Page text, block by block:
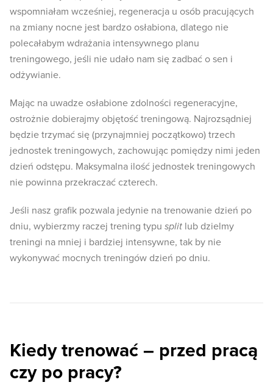
wspomniałam wcześniej, regeneracja u osób pracujących
na zmiany nocne jest bardzo osłabiona, dlatego nie
polecałabym wdrażania intensywnego planu
treningowego, jeśli nie udało nam się zadbać o sen i
odżywianie.
Mając na uwadze osłabione zdolności regeneracyjne,
ostrożnie dobierajmy objętość treningową. Najrozsądniej
będzie trzymać się (przynajmniej początkowo) trzech
jednostek treningowych, zachowując pomiędzy nimi jeden
dzień odstępu. Maksymalna ilość jednostek treningowych
nie powinna przekraczać czterech.
Jeśli nasz grafik pozwala jedynie na trenowanie dzień po
dniu, wybierzmy raczej trening typu split lub dzielmy
treningi na mniej i bardziej intensywne, tak by nie
wykonywać mocnych treningów dzień po dniu.
Kiedy trenować – przed pracą
czy po pracy?